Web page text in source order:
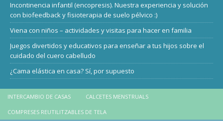
Incontinencia infantil (encopresis). Nuestra experiencia y solución
con biofeedback y fisioterapia de suelo pélvico :)
Viena con niños – actividades y visitas para hacer en familia
Juegos divertidos y educativos para enseñar a tus hijos sobre el
cuidado del cuero cabelludo
¿Cama elástica en casa? Sí, por supuesto
INTERCAMBIO DE CASAS CALCETES MENSTRUALS
COMPRESES REUTILITZABLES DE TELA